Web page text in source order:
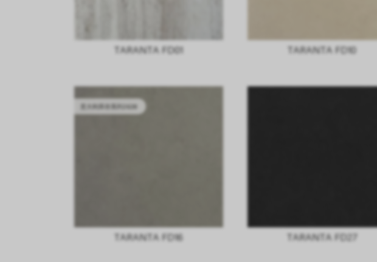
TARANTA FD01 TARANTA FD10
TARANTA FD16 TARANTA FD27